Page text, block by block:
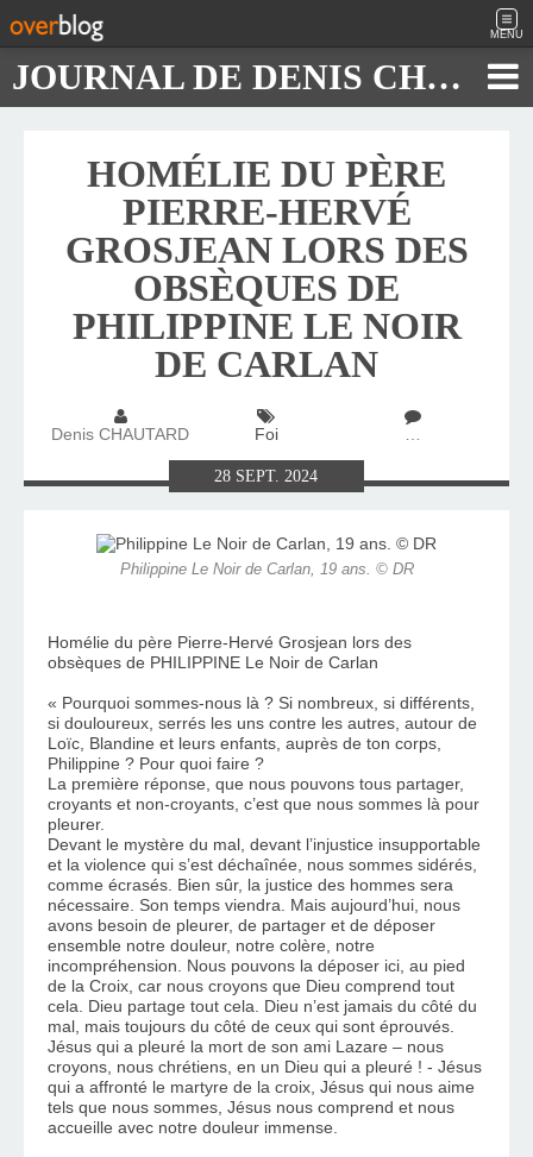
MENU
JOURNAL DE DENIS CHAUTARD
HOMÉLIE DU PÈRE
PIERRE-HERVÉ
GROSJEAN LORS DES
OBSÈQUES DE
PHILIPPINE LE NOIR
DE CARLAN
Denis CHAUTARD Foi …
28 SEPT.2024
Philippine Le Noir de Carlan, 19 ans. © DR
Homélie du père Pierre-Hervé Grosjean lors des
obsèques de PHILIPPINE Le Noir de Carlan
« Pourquoi sommes-nous là ? Si nombreux, si différents,
si douloureux, serrés les uns contre les autres, autour de
Loïc, Blandine et leurs enfants, auprès de ton corps,
Philippine ? Pour quoi faire ?
La première réponse, que nous pouvons tous partager,
croyants et non-croyants, c’est que nous sommes là pour
pleurer.
Devant le mystère du mal, devant l’injustice insupportable
et la violence qui s’est déchaînée, nous sommes sidérés,
comme écrasés. Bien sûr, la justice des hommes sera
nécessaire. Son temps viendra. Mais aujourd’hui, nous
avons besoin de pleurer, de partager et de déposer
ensemble notre douleur, notre colère, notre
incompréhension. Nous pouvons la déposer ici, au pied
de la Croix, car nous croyons que Dieu comprend tout
cela. Dieu partage tout cela. Dieu n’est jamais du côté du
mal, mais toujours du côté de ceux qui sont éprouvés.
Jésus qui a pleuré la mort de son ami Lazare – nous
croyons, nous chrétiens, en un Dieu qui a pleuré ! - Jésus
qui a affronté le martyre de la croix, Jésus qui nous aime
tels que nous sommes, Jésus nous comprend et nous
accueille avec notre douleur immense.